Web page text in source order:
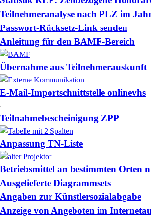
Teilnehmeranalyse nach PLZ im
Passwort-Rücksetz-Link senden
Anleitung für den BAMF-Bereich
Übernahme aus Teilnehmerauskunft
E-Mail-Importschnittstelle onlinevhs
Teilnahmebescheinigung ZPP
Anpassung TN-Liste
Betriebsmittel an bestimmten Orten
Ausgelieferte Diagrammsets
Angaben zur Künstlersozialabgabe
Anzeige von Angeboten im